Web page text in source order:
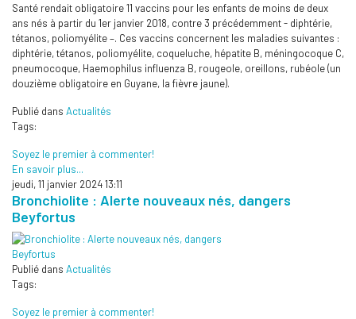
Santé rendait obligatoire 11 vaccins pour les enfants de moins de deux
ans nés à partir du 1er janvier 2018, contre 3 précédemment - diphtérie,
tétanos, poliomyélite –. Ces vaccins concernent les maladies suivantes :
diphtérie, tétanos, poliomyélite, coqueluche, hépatite B, méningocoque C,
pneumocoque, Haemophilus influenza B, rougeole, oreillons, rubéole (un
douzième obligatoire en Guyane, la fièvre jaune).
Publié dans Actualités
Tags:
Soyez le premier à commenter!
En savoir plus...
jeudi, 11 janvier 2024 13:11
Bronchiolite : Alerte nouveaux nés, dangers
Beyfortus
Publié dans Actualités
Tags:
Soyez le premier à commenter!